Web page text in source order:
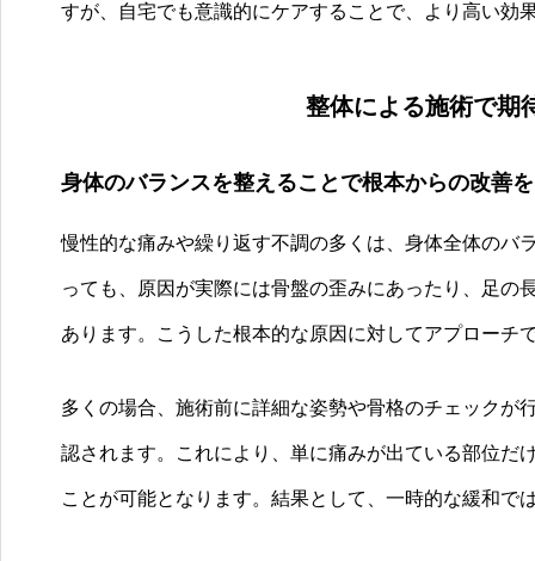
すが、自宅でも意識的にケアすることで、より高い効
整体による施術で期
身体のバランスを整えることで根本からの改善
慢性的な痛みや繰り返す不調の多くは、身体全体のバ
っても、原因が実際には骨盤の歪みにあったり、足
あります。こうした根本的な原因に対してアプローチ
多くの場合、施術前に詳細な姿勢や骨格のチェックが
認されます。これにより、単に痛みが出ている部位だ
ことが可能となります。結果として、一時的な緩和で